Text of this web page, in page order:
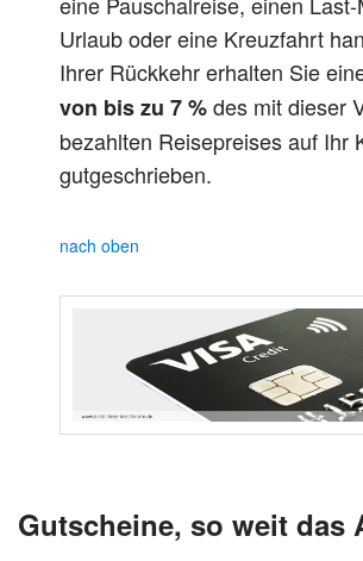
Urlaub oder eine Kreuzfahrt
Ihrer Rückkehr erhalten Sie
von bis zu 7 %des mit dieser
bezahlten Reisepreises auf Ihr
gutgeschrieben.
nach oben
Gutscheine, so weit das